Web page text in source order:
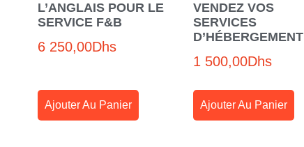
L’ANGLAIS POUR LE
SERVICE F&B
6 250,00Dhs
Ajouter Au Panier
VENDEZ VOS
SERVICES
D’HÉBERGEMENT
1 500,00Dhs
Ajouter Au Panier